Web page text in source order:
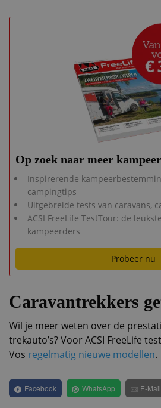
Op zoek naar meer
Inspirerende
campingtips
Uitgebreide tests van caravans,
ACSI FreeLife TestTour: de
kampeerders
Probeer nu
Caravantrekkers
Wil je meer weten over de
trekauto’s? Voor ACSI FreeLife
Vos regelmatig nieuwe modellen.
Facebook WhatsApp E-Mail